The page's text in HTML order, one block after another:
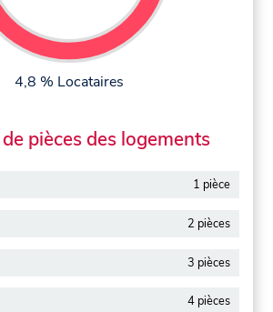
4,8 % Locataires
pièces des logements
1 pièce
2 pièces
3 pièces
4 pièces